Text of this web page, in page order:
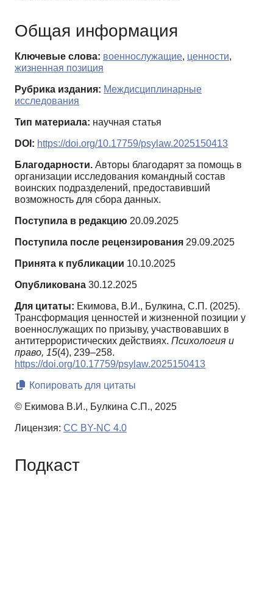
Общая информация
Ключевые слова: военнослужащие, ценности,
жизненная позиция
Рубрика издания: Междисциплинарные
исследования
Тип материала: научная статья
DOI: https://doi.org/10.17759/psylaw.2025150413
Благодарности. Авторы благодарят за помощь в
организации исследования командный состав
воинских подразделений, предоставивший
возможность для сбора данных.
Поступила в редакцию 20.09.2025
Поступила после рецензирования 29.09.2025
Принята к публикации 10.10.2025
Опубликована 30.12.2025
Для цитаты: Екимова, В.И., Булкина, С.П. (2025).
Трансформация ценностей и жизненной позиции у
военнослужащих по призыву, участвовавших в
антитеррористических действиях. Психология и
право, 15(4), 239–258.
https://doi.org/10.17759/psylaw.2025150413
Копировать для цитаты
© Екимова В.И., Булкина С.П., 2025
Лицензия: CC BY-NC 4.0
Подкаст